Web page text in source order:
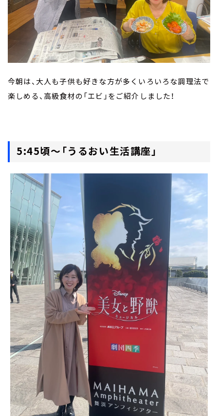
今朝は、大人も子供も好きな方が多くいろいろな調理法で
楽しめる、高級食材の「エビ」をご紹介しました！
5:45頃～「うるおい生活講座」